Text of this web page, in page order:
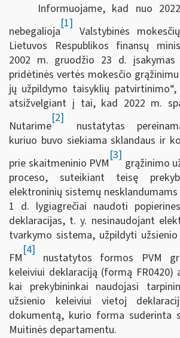
Informuojame, kad nuo
nebegalioja
[1]
Valstybinės
Lietuvos Respublikos finansų
2002 m. gruodžio 23 d.
pridėtinės vertės mokesčio
jų užpildymo taisyklių
atsižvelgiant į tai, kad 2022 m.
Nutarime
[2]
nustatytas
kuriuo buvo siekiama sklandaus ir
prie skaitmeninio PVM
[3]
grąžinimo
proceso, suteikiant teisę
elektroninių sistemų
1 d. lygiagrečiai naudoti
deklaracijas, t. y. nesinaudojant
tvarkymo sistema, užpildyti
FM
[4]
nustatytos formos PVM
keleiviui deklaraciją (formą FR0420)
kai prekybininkai naudojasi
užsienio keleiviui vietoj
dokumentą, kurio forma suderinta
Muitinės departamentu.